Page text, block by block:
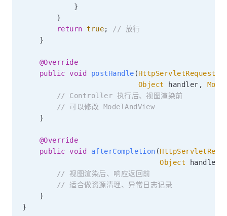
}
}
return true;
// 放行
}
@Override
public void postHandle (HttpServletRequest
Object
handler ,
// Controller 执行后、视图渲染前
// 可以修改 ModelAndView
}
@Override
public void afterCompletion (
Object handler
// 视图渲染后、响应返回前
// 适合做资源清理、异常日志记录
}
}